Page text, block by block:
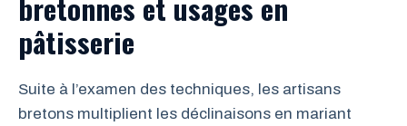
bretonnes et usages en
pâtisserie
Suite à l’examen des techniques, les artisans
bretons multiplient les déclinaisons en mariant